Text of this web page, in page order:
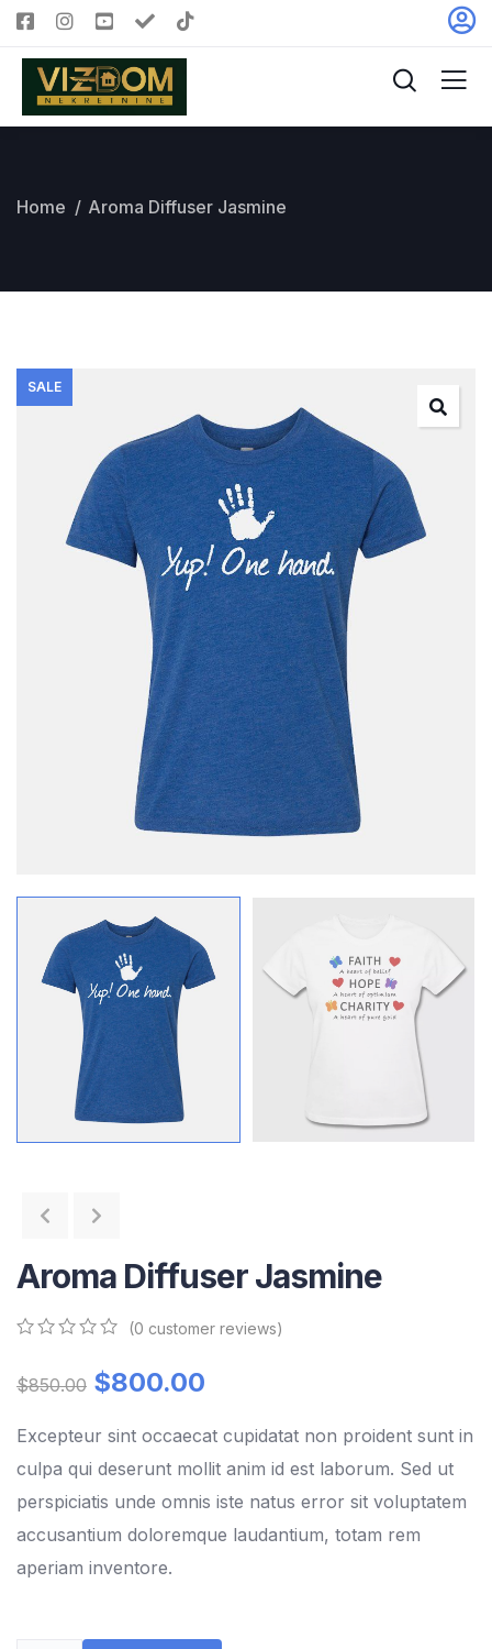
Home Aroma Diffuser Jasmine
SALE
Aroma Diffuser Jasmine
of
on
customer
ratings
(0 customer reviews)
$850.00 $800.00
Excepteur sint occaecat cupidatat non proident sunt in
culpa qui deserunt mollit anim id est laborum. Sed ut
perspiciatis unde omnis iste natus error sit voluptatem
accusantium doloremque laudantium, totam rem
aperiam inventore.